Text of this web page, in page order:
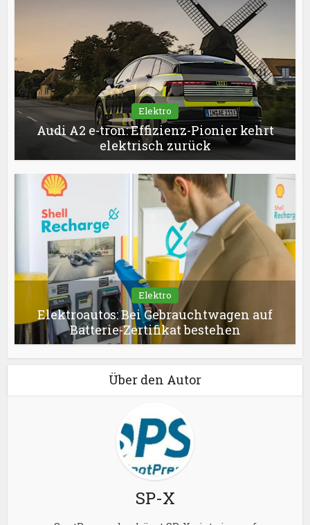
Elektro
Audi A2 e-tron: Effizienz-Pionier kehrt
elektrisch zurück
Elektro
Elektroautos: Bei Gebrauchtwagen auf
Batterie-Zertifikat bestehen
Über den Autor
SP-X